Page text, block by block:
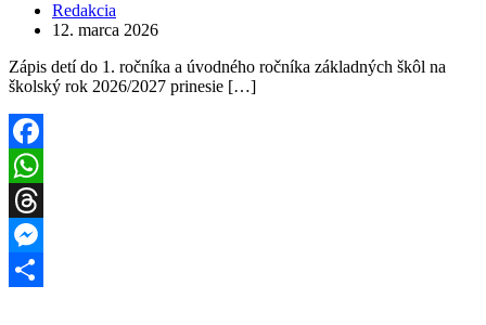
Redakcia
12. marca 2026
Zápis detí do 1. ročníka a úvodného ročníka základných škôl na
školský rok 2026/2027 prinesie […]
Facebook
WhatsApp
Threads
Messenger